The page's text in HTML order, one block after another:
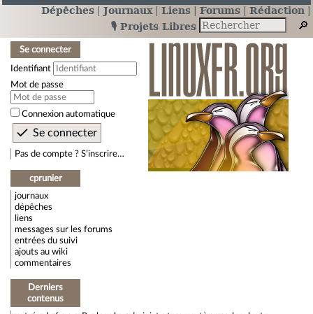
Dépêches Journaux Liens Forums
Rédaction
🎙️ Projets Libres
Se connecter
Identifiant
Mot de passe
Connexion automatique
Pas de compte ? S’inscrire…
cprunier
journaux
dépêches
liens
messages sur les forums
entrées du suivi
ajouts au wiki
commentaires
Derniers
contenus